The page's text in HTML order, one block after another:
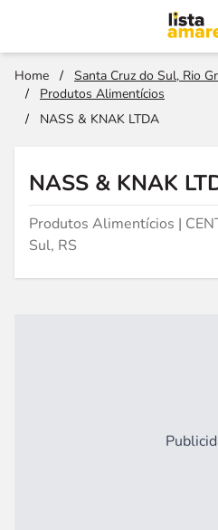
Home /
Santa Cruz do Sul, Rio
/
Produtos Alimentícios
/
NASS & KNAK LTDA
NASS & KNAK
Produtos Alimentícios |
Sul, RS